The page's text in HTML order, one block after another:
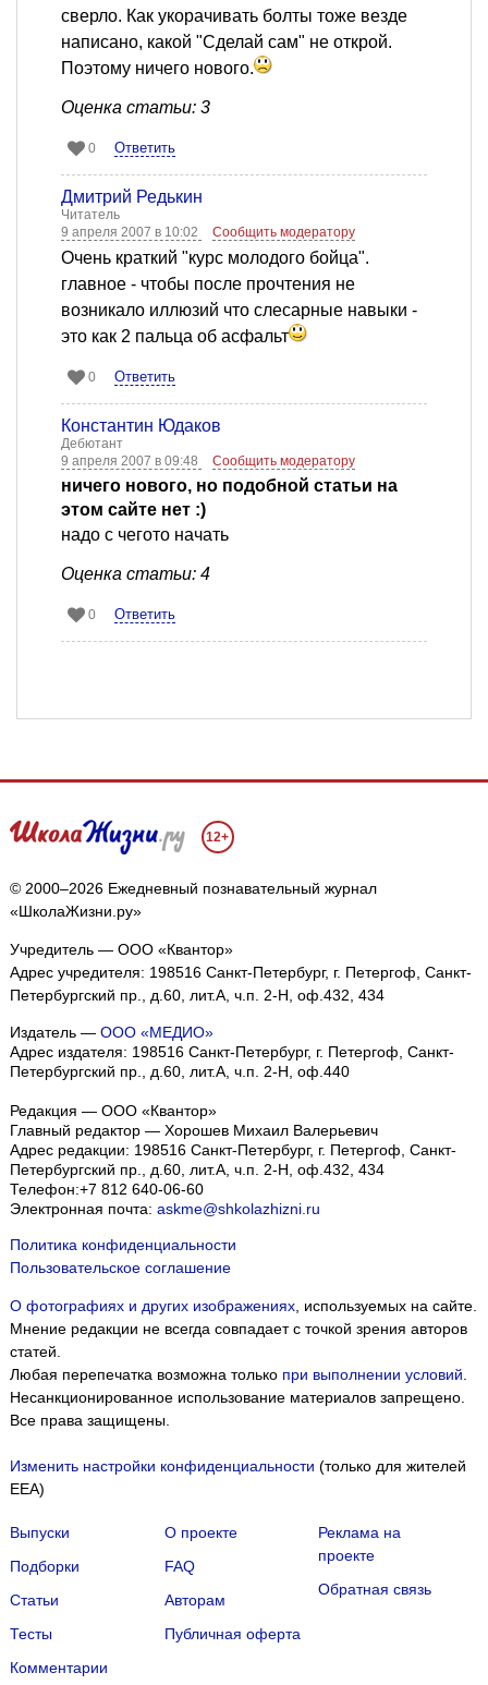
сверло. Как укорачивать болты тоже везде
написано, какой "Сделай сам" не открой.
Поэтому ничего нового.
Оценка статьи: 3
0 Ответить
Дмитрий Редькин
Читатель
9 апреля 2007 в 10:02
Сообщить модератору
Очень краткий "курс молодого бойца".
главное - чтобы после прочтения не
возникало иллюзий что слесарные навыки -
это как 2 пальца об асфальт
0 Ответить
Константин Юдаков
Дебютант
9 апреля 2007 в 09:48
Сообщить модератору
ничего нового, но подобной статьи на
этом сайте нет :)
надо с чегото начать
Оценка статьи: 4
0 Ответить
12+
© 2000–2026 Ежедневный познавательный журнал
«ШколаЖизни.ру»
Учредитель — ООО «Квантор»
Адрес учредителя: 198516 Санкт-Петербург, г. Петергоф, Санкт-
Петербургский пр., д.60, лит.А, ч.п. 2-Н, оф.432, 434
Издатель — ООО «МЕДИО»
Адрес издателя: 198516 Санкт-Петербург, г. Петергоф, Санкт-
Петербургский пр., д.60, лит.А, ч.п. 2-Н, оф.440
Редакция — ООО «Квантор»
Главный редактор — Хорошев Михаил Валерьевич
Адрес редакции: 198516 Санкт-Петербург, г. Петергоф Санкт-
Петербургский пр., д.60, лит.А, ч.п. 2-Н, оф.432, 434
Телефон:+7 812 640-06-60
Электронная почта: askme@shkolazhizni.ru
Политика конфиденциальности
Пользовательское соглашение
О фотографиях и других изображениях, используемых на сайте.
Мнение редакции не всегда совпадает с точкой зрения авторов
статей.
Любая перепечатка возможна только при выполнении условий
Несанкционированное использование материалов запрещено.
Все права защищены.
Изменить настройки конфиденциальности (только для жителей
EEA)
Выпуски
Подборки
Статьи
Тесты
Комментарии
О проекте
FAQ
Авторам
Публичная оферта
Реклама на
проекте
Обратная связь